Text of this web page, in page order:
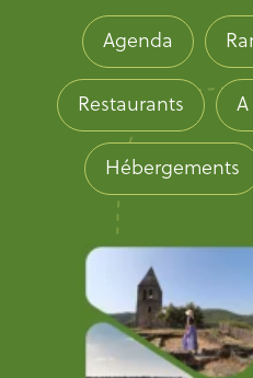
Agenda
Restaurants
Hébergements